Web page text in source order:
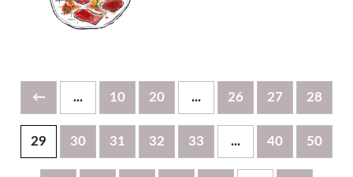
← ... 10 20 ... 26 27 28
29 30 31 32 33 ... 40 50